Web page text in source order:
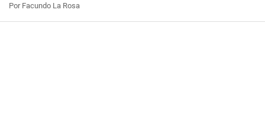
Por Facundo La Rosa